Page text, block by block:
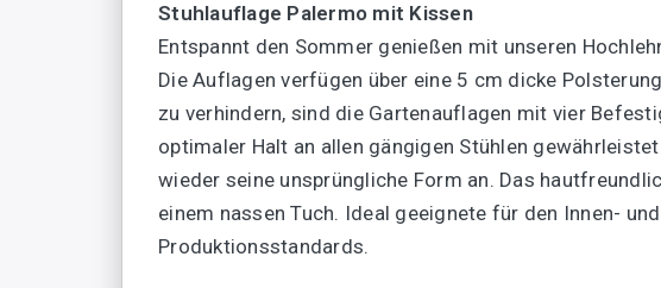
Stuhlauflage Palermo mit Kissen
Entspannt den Sommer genießen mit unseren
Die Auflagen verfügen über eine 5 cm dicke
zu verhindern, sind die Gartenauflagen mit vier
optimaler Halt an allen gängigen Stühlen
wieder seine unsprüngliche Form an. Das
einem nassen Tuch. Ideal geeignete für den Innen-
Produktionsstandards.